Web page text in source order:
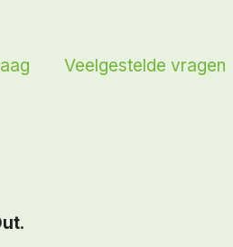
Veelgestelde vragen
.